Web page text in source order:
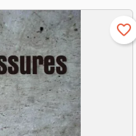
favorite_border